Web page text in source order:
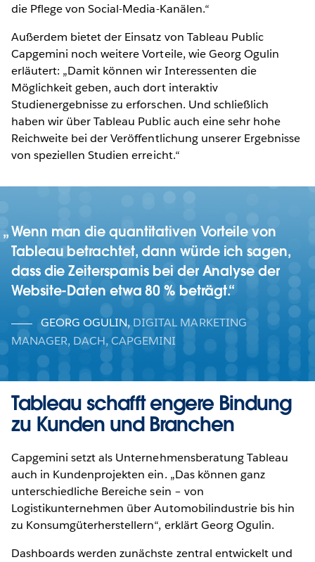
die Pflege von Social-Media-Kanälen.“
Außerdem bietet der Einsatz von Tableau Public
Capgemini noch weitere Vorteile, wie Georg Ogulin
erläutert: „Damit können wir Interessenten die
Möglichkeit geben, auch dort interaktiv
Studienergebnisse zu erforschen. Und schließlich
haben wir über Tableau Public auch eine sehr hohe
Reichweite bei der Veröffentlichung unserer Ergebnisse
von speziellen Studien erreicht.“
Wenn man die quantitativen Vorteile von
Tableau betrachtet, dann würde ich sagen,
dass die Zeitersparnis bei der Analyse der
Website-Daten etwa 80 % beträgt.
GEORG OGULIN, DIGITAL MARKETING
MANAGER, DACH, CAPGEMINI
Tableau schafft engere Bindung
zu Kunden und Branchen
Capgemini setzt als Unternehmensberatung Tableau
auch in Kundenprojekten ein. „Das können ganz
unterschiedliche Bereiche sein – von
Logistikunternehmen über Automobilindustrie bis hin
zu Konsumgüterherstellern“, erklärt Georg Ogulin.
Dashboards werden zunächste zentral entwickelt und